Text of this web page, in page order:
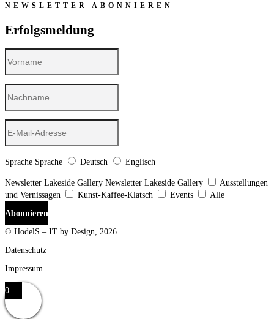
NEWSLETTER ABONNIEREN
Erfolgsmeldung
Sprache Sprache Deutsch Englisch
Newsletter Lakeside Gallery Newsletter Lakeside Gallery
Ausstellungen
und Vernissagen
Kunst-Kaffee-Klatsch Events
Alle
Abonnieren
© HodelS – IT by Design, 2026
Datenschutz
Impressum
0